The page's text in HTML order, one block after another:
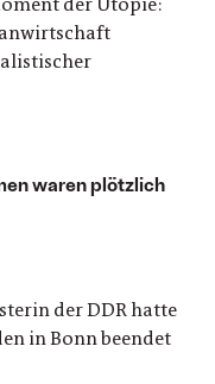
waren plötzlich
der DDR hatte
in Bonn beendet